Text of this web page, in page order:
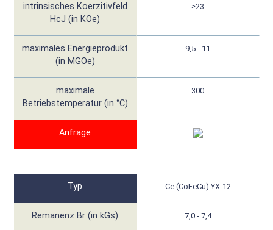
intrinsisches Koerzitivfeld
HcJ (in KOe)
≥23
maximales Energieprodukt
(in MGOe)
9,5 - 11
maximale
Betriebstemperatur (in °C)
300
Anfrage
Typ Ce (CoFeCu) YX-12
Remanenz Br (in kGs) 7,0 - 7,4